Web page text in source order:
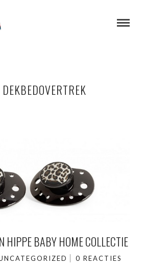
HIPPE BABY HOME COLLECTIE
0 REACTIES